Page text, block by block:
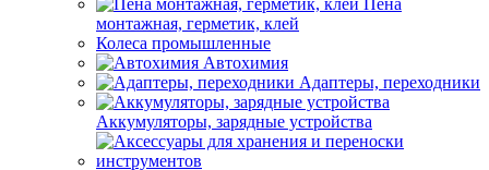
Пена
монтажная, герметик, клей
Колеса промышленные
Автохимия
Адаптеры, переходники
Аккумуляторы, зарядные устройства